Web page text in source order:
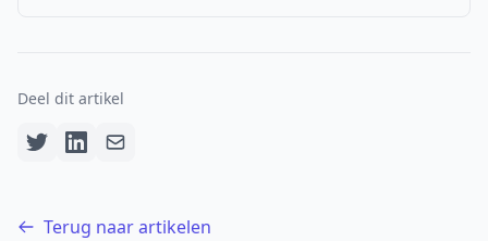
Deel dit artikel
Terug naar artikelen